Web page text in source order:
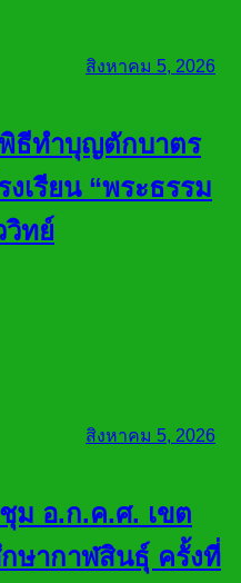
สิงหาคม 5, 2026
ธีทำบุญตักบาตร
เรียน “พระธรรม
ทย์
สิงหาคม 5, 2026
ม อ.ก.ค.ศ. เขต
ษากาฬสินธุ์ ครั้งที่